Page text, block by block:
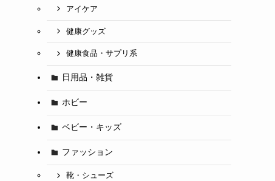
アイケア
健康グッズ
健康食品・サプリ系
日用品・雑貨
ホビー
ベビー・キッズ
ファッション
靴・シューズ